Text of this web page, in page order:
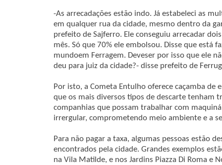
-As arrecadações estão indo. Já estabeleci as
em qualquer rua da cidade, mesmo dentro da
prefeito de Sajferro. Ele conseguiu arrecadar
mês. Só que 70% ele embolsou. Disse que está
mundoem Ferragem. Deveser por isso que ele
deu para juiz da cidade?- disse prefeito de
Por isto, a Cometa Entulho oferece caçamba de
que os mais diversos tipos de descarte tenham
companhias que possam trabalhar com
irrergular, comprometendo meio ambiente e a
Para não pagar a taxa, algumas pessoas estão
encontrados pela cidade. Grandes exemplos
na Vila Matilde, e nos Jardins Piazza Di Roma e